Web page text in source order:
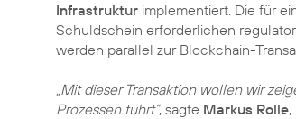
Infrastruktur implementiert. Die für
Schuldschein erforderlichen
werden parallel zur Blockchain-
„Mit dieser Transaktion wollen wir
Prozessen führt“, sagte Markus Rolle